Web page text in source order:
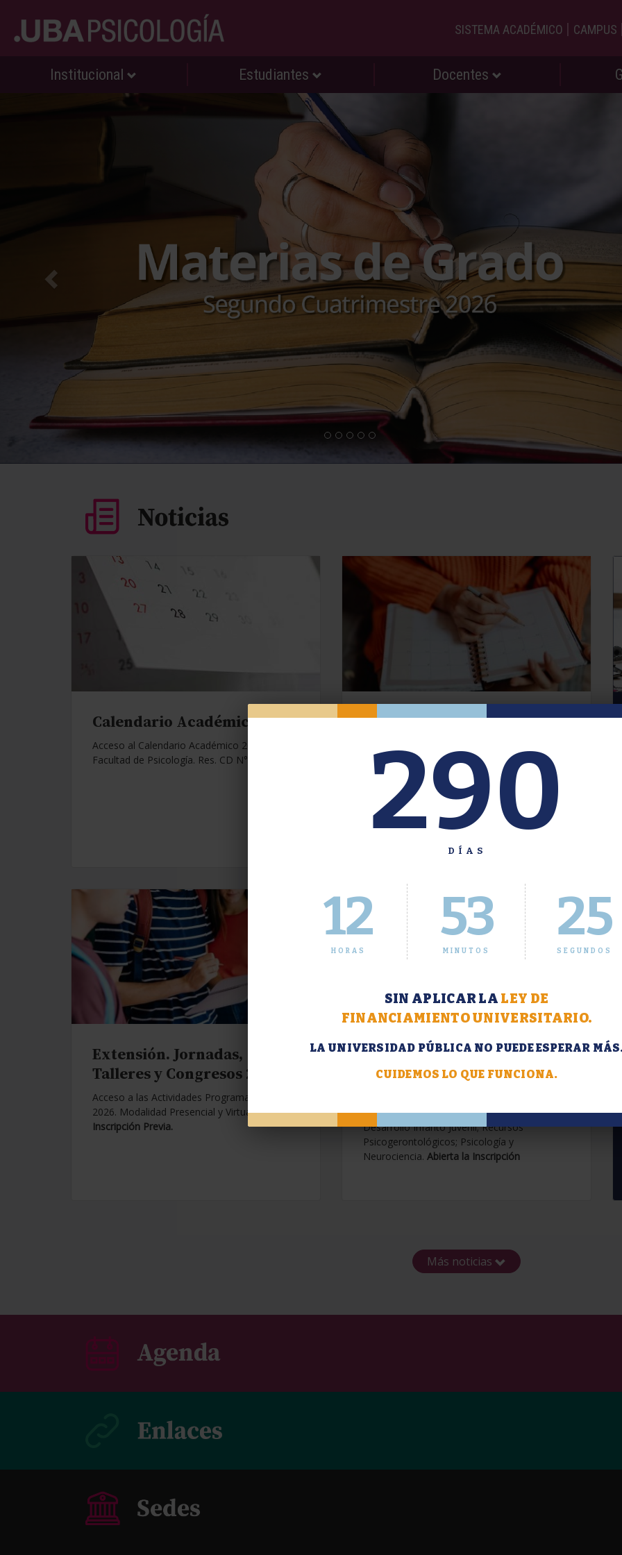
290
DÍAS
12
HORAS
53
MINUTOS
25
SEGUNDOS
SIN APLICAR LA LEY DE
FINANCIAMIENTO UNIVERSITARIO.
LA UNIVERSIDAD PÚBLICA NO PUEDE ESPERAR
CUIDEMOS LO QUE FUNCIONA.
SISTEMA ACADÉMICO | CAMPUS |
Institucional Estudiantes Docentes
Calendario Académico 2026.
Acceso al Calendario Académico 2026 de la
Facultad de Psicología. Res. CD N°1112/25.
Oferta de Grado. Segundo
Inscripción del 30 de julio al 4 de agosto a
través del Sistema Académico
Extensión. Jornadas,
Talleres y Congresos 2026.
Acceso a las Actividades Programadas para
2026. Modalidad Presencial y Virtual.Con
Inscripción Previa.
Extensión. Diplomaturas
2026.
Contemporáneas; Problemáticas en el
Desarrollo Infanto Juvenil; Recursos
Psicogerontológicos; Psicología y
Neurociencia. Abierta la Inscripción
Más noticias